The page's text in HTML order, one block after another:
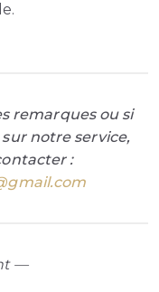
remarques ou si
notre service,
:
—